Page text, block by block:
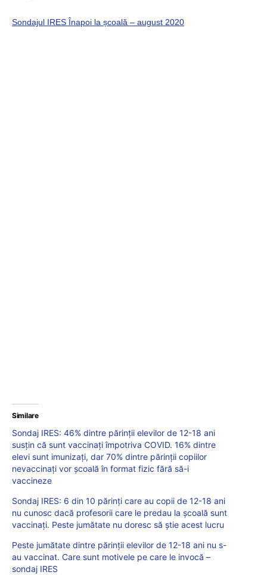
Sondajul IRES Înapoi la școală – august 2020
Similare
Sondaj IRES: 46% dintre părinții elevilor de 12-18 ani
susțin că sunt vaccinați împotriva COVID. 16% dintre
elevi sunt imunizați, dar 70% dintre părinții copiilor
nevaccinați vor școală în format fizic fără să-i
vaccineze
Sondaj IRES: 6 din 10 părinți care au copii de 12-18 ani
nu cunosc dacă profesorii care le predau la școală sunt
vaccinați. Peste jumătate nu doresc să știe acest lucru
Peste jumătate dintre părinții elevilor de 12-18 ani nu s-
au vaccinat. Care sunt motivele pe care le invocă –
sondaj IRES